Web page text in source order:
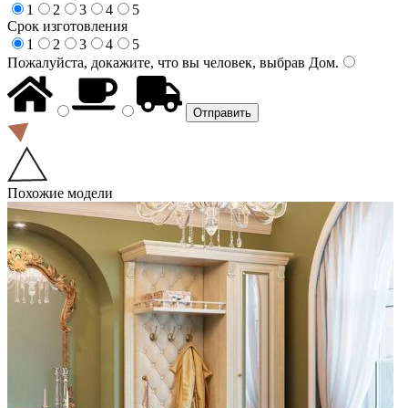
1
2 3 4
5
Срок изготовления
1
2 3 4
5
Пожалуйста, докажите, что вы человек, выбрав Дом.
Похожие модели